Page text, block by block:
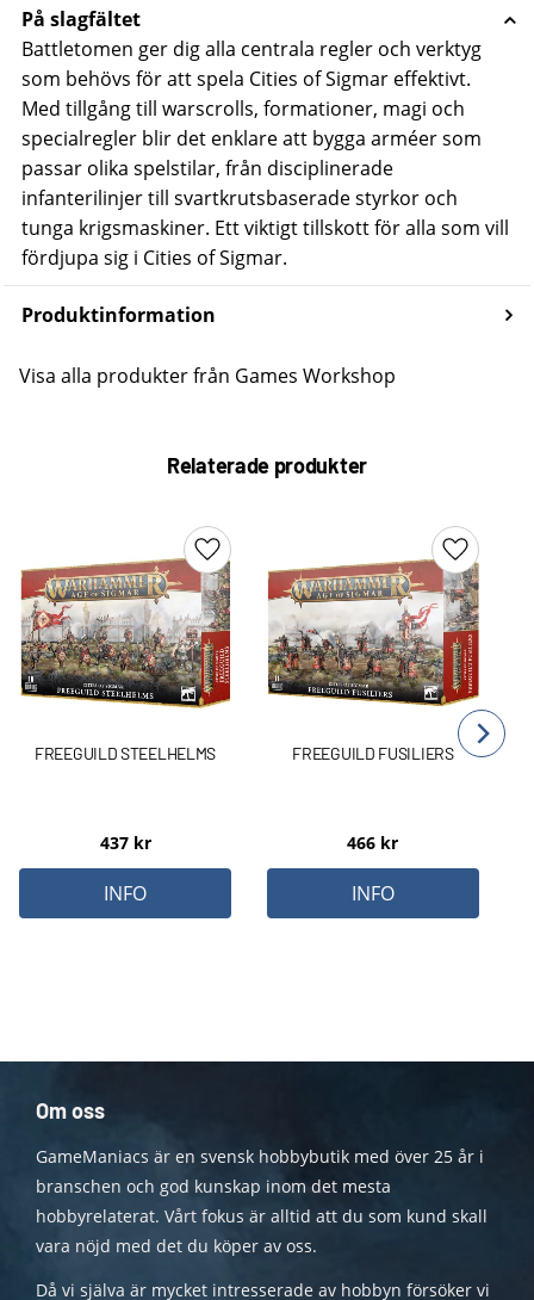
På slagfältet
Battletomen ger dig alla centrala regler och verktyg
som behövs för att spela Cities of Sigmar effektivt.
Med tillgång till warscrolls, formationer, magi och
specialregler blir det enklare att bygga arméer som
passar olika spelstilar, från disciplinerade
infanterilinjer till svartkrutsbaserade styrkor och
tunga krigsmaskiner. Ett viktigt tillskott för alla som vill
fördjupa sig i Cities of Sigmar.
Produktinformation
Visa alla produkter från Games Workshop
Relaterade produkter
FREEGUILD STEELHELMS
437kr
Lägg till i favoriter
INFO
FREEGUILD FUSILIERS
466 kr
Lägg till
INFO
Om oss
GameManiacs är en svensk hobbybutik med över 25 år i
branschen och god kunskap inom det mesta
hobbyrelaterat. Vårt fokus är alltid att du som kund skall
vara nöjd med det du köper av oss.
Då vi själva är mycket intresserade av hobbyn försöker vi